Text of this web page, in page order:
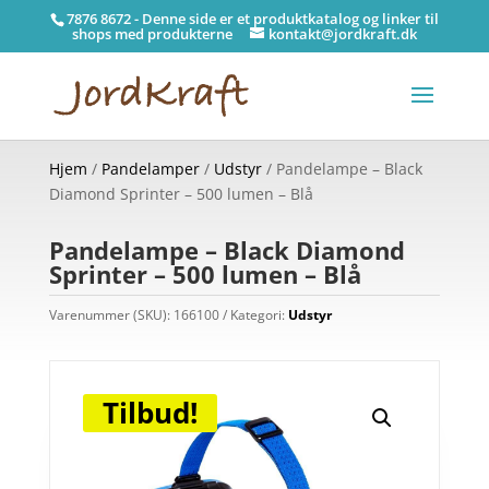
7876 8672 - Denne side er et produktkatalog og linker til
shops med produkterne kontakt@jordkraft.dk
Hjem / Pandelamper/ Udstyr/ Pandelampe – Black
Diamond Sprinter – 500 lumen – Blå
Pandelampe – Black Diamond
Sprinter – 500 lumen – Blå
Varenummer (SKU): 166100 Kategori: Udstyr
Tilbud!